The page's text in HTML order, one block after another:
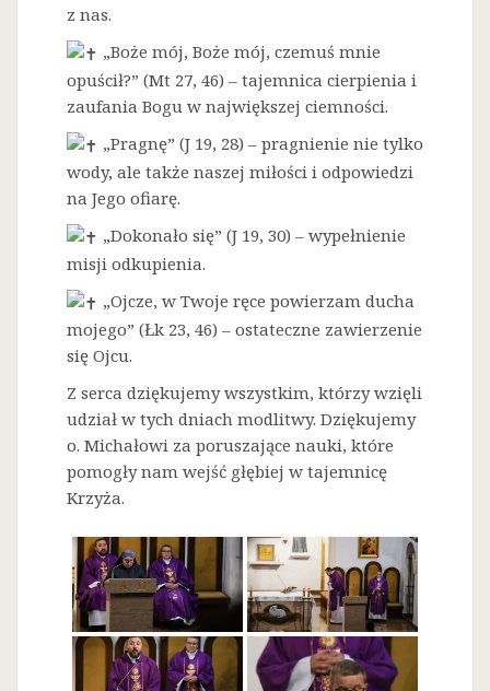
z nas.
„Boże mój, Boże mój, czemuś mnie
opuścił?” (Mt 27, 46) – tajemnica cierpienia i
zaufania Bogu w największej ciemności.
„Pragnę” (J 19, 28) – pragnienie nie tylko
wody, ale także naszej miłości i odpowiedzi
na Jego ofiarę.
„Dokonało się” (J 19, 30) – wypełnienie
misji odkupienia.
„Ojcze, w Twoje ręce powierzam ducha
mojego” (Łk 23, 46) – ostateczne zawierzenie
się Ojcu.
Z serca dziękujemy wszystkim, którzy wzięli
udział w tych dniach modlitwy. Dziękujemy
o. Michałowi za poruszające nauki, które
pomogły nam wejść głębiej w tajemnicę
Krzyża.